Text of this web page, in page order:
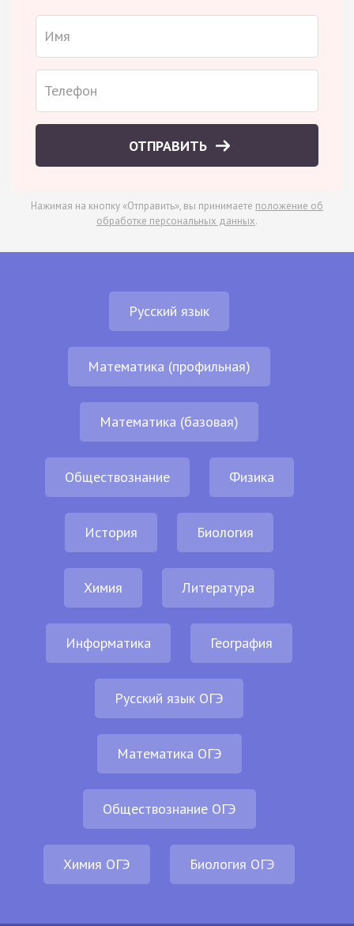
ОТПРАВИТЬ
Нажимая на кнопку «Отправить», вы принимаете положение об
обработке персональных данных.
Русский язык
Математика (профильная)
Математика (базовая)
Обществознание Физика
История Биология
Химия Литература
Информатика География
Русский язык ОГЭ
Математика ОГЭ
Обществознание ОГЭ
Химия ОГЭ Биология ОГЭ